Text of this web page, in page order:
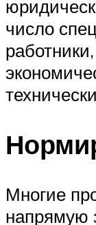
число
Многие
напрямую